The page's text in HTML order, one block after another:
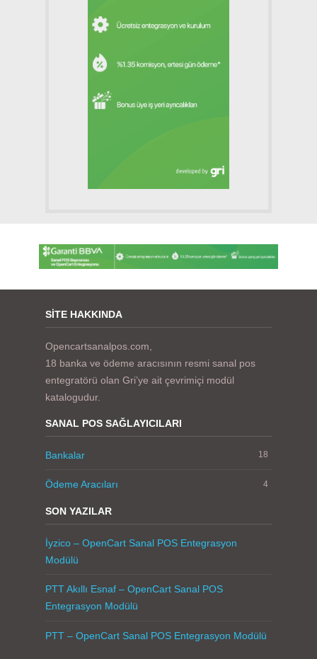
SITE HAKKINDA
Opencartsanalpos.com,
18 banka ve ödeme aracısının resmi sanal pos
entegratörü olan Gri’ye ait çevrimiçi modül
katalogudur.
SANAL POS SAĞLAYICILARI
Bankalar 18
Ödeme Aracıları 4
SON YAZILAR
İyzico – OpenCart Sanal POS Entegrasyon
Modülü
PTT Akıllı Esnaf – OpenCart Sanal POS
Entegrasyon Modülü
PTT – OpenCart Sanal POS Entegrasyon Modülü